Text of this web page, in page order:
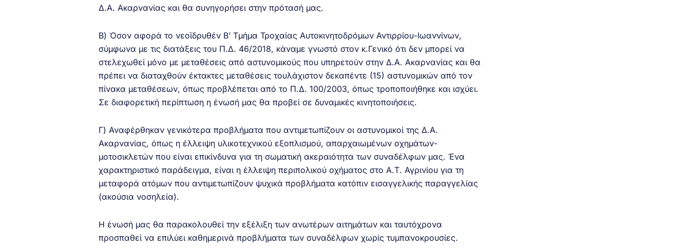
Δ.Α. Ακαρνανίας και θα συνηγορήσει στην πρότασή μας.
Β) Όσον αφορά το νεοϊδρυθέν Β’ Τμήμα Τροχαίας Αυτοκινητοδρόμων Αντιρρίου-Ιωαννίνων,
σύμφωνα με τις διατάξεις του Π.Δ. 46/2018, κάναμε γνωστό στον κ.Γενικό ότι δεν μπορεί να
στελεχωθεί μόνο με μεταθέσεις από αστυνομικούς που υπηρετούν στην Δ.Α. Ακαρνανίας και θα
πρέπει να διαταχθούν έκτακτες μεταθέσεις τουλάχιστον δεκαπέντε (15) αστυνομικών από τον
πίνακα μεταθέσεων, όπως προβλέπεται από το Π.Δ. 100/2003, όπως τροποποιήθηκε και ισχύει.
Σε διαφορετική περίπτωση η ένωσή μας θα προβεί σε δυναμικές κινητοποιήσεις.
Γ) Αναφέρθηκαν γενικότερα προβλήματα που αντιμετωπίζουν οι αστυνομικοί της Δ.Α.
Ακαρνανίας, όπως η έλλειψη υλικοτεχνικού εξοπλισμού, απαρχαιωμένων οχημάτων-
μοτοσικλετών που είναι επικίνδυνα για τη σωματική ακεραιότητα των συναδέλφων μας. Ένα
χαρακτηριστικό παράδειγμα, είναι η έλλειψη περιπολικού οχήματος στο Α.Τ. Αγρινίου για τη
μεταφορά ατόμων που αντιμετωπίζουν ψυχικά προβλήματα κατόπιν εισαγγελικής παραγγελίας
(ακούσια νοσηλεία).
Η ένωσή μας θα παρακολουθεί την εξέλιξη των ανωτέρων αιτημάτων και ταυτόχρονα
προσπαθεί να επιλύει καθημερινά προβλήματα των συναδέλφων χωρίς τυμπανοκρουσίες.